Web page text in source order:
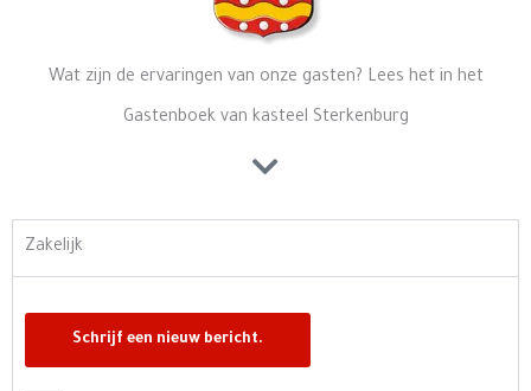
Wat zijn de ervaringen van onze gasten? Lees het in het
Gastenboek van kasteel Sterkenburg
Zakelijk